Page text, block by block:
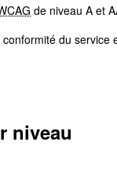
de niveau A et
du service
niveau